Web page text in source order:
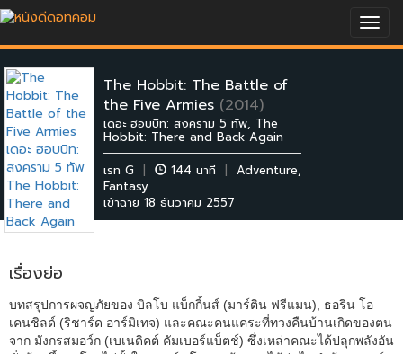
The Hobbit: The Battle of
the Five Armies (2014)
เดอะ ฮอบบิท: สงคราม 5 ทัพ, The
Hobbit: There and Back Again
เรท G
| 144 นาที | Adventure,
Fantasy
เข้าฉาย 18 ธันวาคม 2557
เรื่องย่อ
บทสรุปการผจญภัยของ บิลโบ แบ็กกิ้นส์ (มาร์ติน ฟรีแมน), ธอริน โอ
เคนชิลด์ (ริชาร์ด อาร์มิเทจ) และคณะคนแคระที่ทวงคืนบ้านเกิดของตน
จาก มังกรสมอว์ก (เบเนดิคต์ คัมเบอร์แบ็ตช์) ซึ่งเหล่าคณะได้ปลุกพลังอัน